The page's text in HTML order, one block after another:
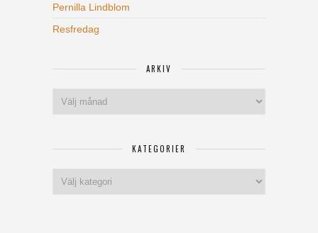
Pernilla Lindblom
Resfredag
ARKIV
KATEGORIER